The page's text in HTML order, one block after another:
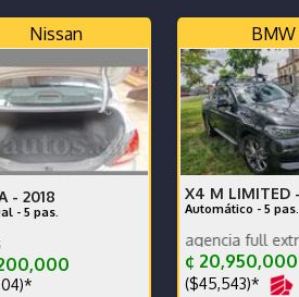
financia
Nissan
- 2018
- 5 pas.
Excelentes condiciones
BMW
X4 M LIMITED -
Automático - 5 pas.
solo dueño de agencia full extras
¢ 20,950,000
($45,543)*
Disponible